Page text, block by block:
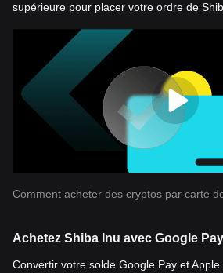
supérieure pour placer votre ordre de
Comment acheter des cryptos par carte
Achetez Shiba Inu avec Google
Convertir votre solde Google Pay et